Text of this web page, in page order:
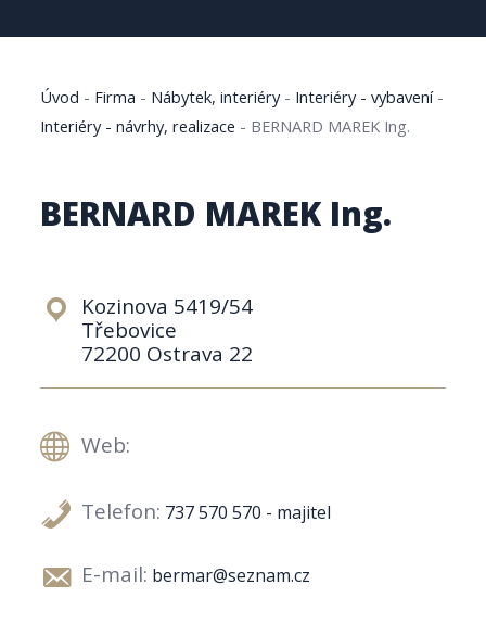
Úvod - Firma - Nábytek, interiéry- Interiéry - vybavení-
Interiéry - návrhy, realizace - BERNARD MAREK Ing.
BERNARD MAREK Ing.
Kozinova 5419/54
Třebovice
72200 Ostrava 22
Web:
Telefon: 737 570 570 - majitel
E-mail: bermar@seznam.cz